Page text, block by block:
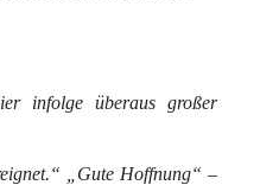
infolge überaus großer
„Gute Hoffnung“ –